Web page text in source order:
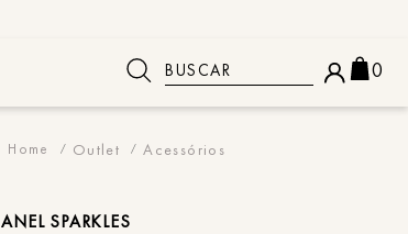
Buscar 0
Outlet Acessórios
ANEL SPARKLES